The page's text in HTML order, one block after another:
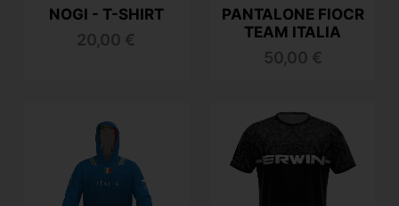
Valutato
0
5
NOGI - T-SHIRT
20,00 €
Valutato
0
su
5
PANTALONE FIOCR
TEAM ITALIA
50,00 €